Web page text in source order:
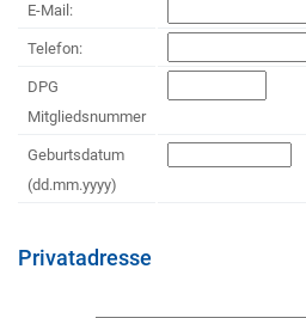
E-Mail:
Telefon:
DPG
Mitgliedsnummer
Geburtsdatum
(dd.mm.yyyy)
Privatadresse